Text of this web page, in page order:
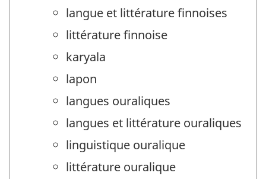
langue et littérature finnoises
littérature finnoise
karyala
lapon
langues ouraliques
langues et littérature ouraliques
linguistique ouralique
littérature ouralique